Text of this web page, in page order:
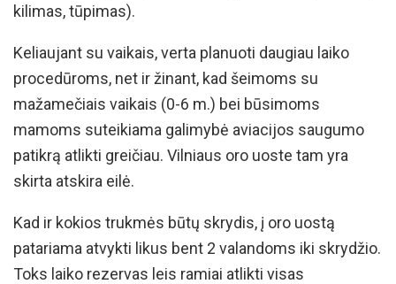
kilimas, tūpimas).
Keliaujant su vaikais, verta planuoti daugiau laiko
procedūroms, net ir žinant, kad šeimoms su
mažamečiais vaikais (0-6 m.) bei būsimoms
mamoms suteikiama galimybė aviacijos saugumo
patikrą atlikti greičiau. Vilniaus oro uoste tam yra
skirta atskira eilė.
Kad ir kokios trukmės būtų skrydis, į oro uostą
patariama atvykti likus bent 2 valandoms iki skrydžio.
Toks laiko rezervas leis ramiai atlikti visas